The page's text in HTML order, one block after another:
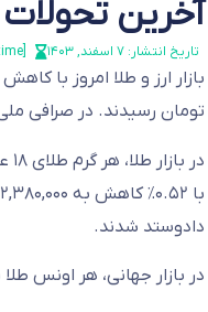
آخرین تحولات در
تاریخ انتشار:۷ اسفند, ۱۴۰۳ [reading_time]
تومان رسیدند. در صرافی ملی، دلار با ۰.۱۶٪ کاهش به ۶۹,۵۷۹ تومان و یورو با ۰.۱٪ کاهش
دادوستد شدند.
در بازار جهانی، هر اونس طلا با ۰.۳۶٪ کاهش به ۲,۹۳۸.۰۲ دلار